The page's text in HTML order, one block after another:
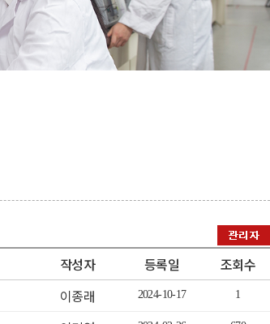
작성자 등록일 조회수
이종래 2024-10-17 1